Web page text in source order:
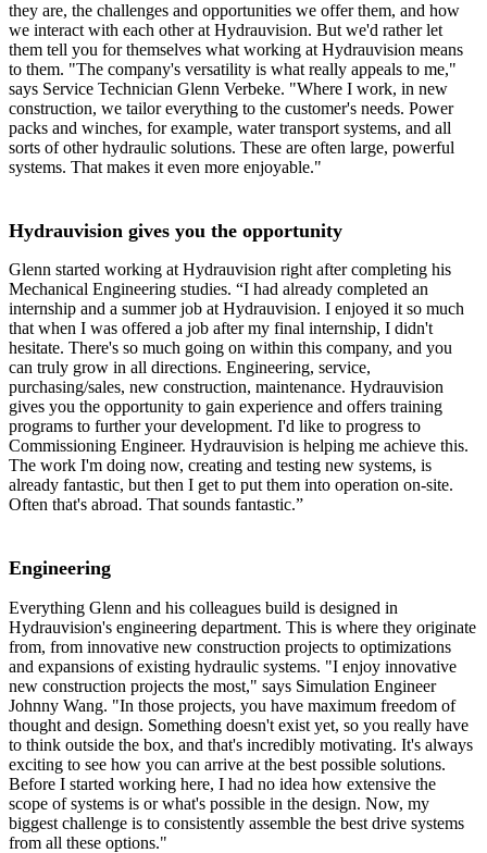
they are, the challenges and opportunities we offer them, and how
we interact with each other at Hydrauvision. But we'd rather let
them tell you for themselves what working at Hydrauvision means
to them. "The company's versatility is what really appeals to me,"
says Service Technician Glenn Verbeke. "Where I work, in new
construction, we tailor everything to the customer's needs. Power
packs and winches, for example, water transport systems, and all
sorts of other hydraulic solutions. These are often large, powerful
systems. That makes it even more enjoyable."
Hydrauvision gives you the opportunity
Glenn started working at Hydrauvision right after completing his
Mechanical Engineering studies. “I had already completed an
internship and a summer job at Hydrauvision. I enjoyed it so much
that when I was offered a job after my final internship, I didn't
hesitate. There's so much going on within this company, and you
can truly grow in all directions. Engineering, service,
purchasing/sales, new construction, maintenance. Hydrauvision
gives you the opportunity to gain experience and offers training
programs to further your development. I'd like to progress to
Commissioning Engineer. Hydrauvision is helping me achieve this.
The work I'm doing now, creating and testing new systems, is
already fantastic, but then I get to put them into operation on-site.
Often that's abroad. That sounds fantastic.”
Engineering
Everything Glenn and his colleagues build is designed in
Hydrauvision's engineering department. This is where they originate
from, from innovative new construction projects to optimizations
and expansions of existing hydraulic systems. "I enjoy innovative
new construction projects the most," says Simulation Engineer
Johnny Wang. "In those projects, you have maximum freedom of
thought and design. Something doesn't exist yet, so you really have
to think outside the box, and that's incredibly motivating. It's always
exciting to see how you can arrive at the best possible solutions.
Before I started working here, I had no idea how extensive the
scope of systems is or what's possible in the design. Now, my
biggest challenge is to consistently assemble the best drive systems
from all these options."